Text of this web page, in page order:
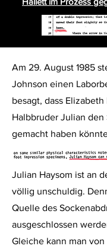
Am 29. August 1985
Johnson einen
besagt, dass Elizabeth
Halbbruder Julian den
gemacht haben
Julian Haysom ist an
völlig unschuldig.
Quelle des
ausgeschlossen
Gleiche kann man